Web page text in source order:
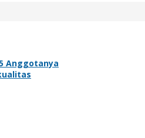
Anggotanya